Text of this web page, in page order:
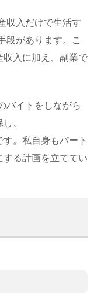
収入だけで生活す
段があります。こ
収入に加え、副業で
バイトをしながら
、
。私自身もパート
する計画を立ててい